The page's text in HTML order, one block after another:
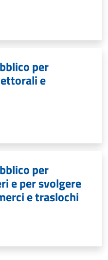
per
e
per
e per svolgere
e traslochi